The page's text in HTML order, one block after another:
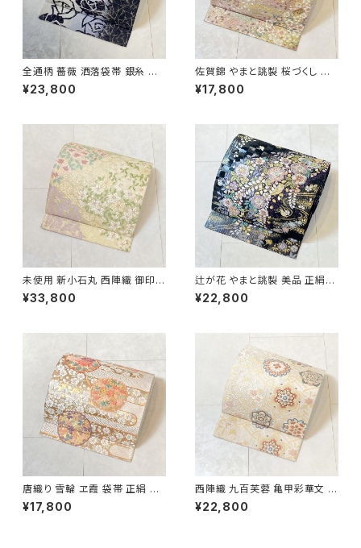
全通柄 薔薇 洒落袋帯 銀糸 長
尺 正絹 白 黒 青紫 659
¥23,800
佐賀錦 やまと誂製 桜づくし 袋
帯 正絹 金銀糸 ラメ ピンク 白
722
¥17,800
未使用 新小石丸 西陣織 御印華
唐織 花柄 袋帯 正絹 金糸 白 ク
リーム ピンク 紫 576
¥33,800
辻が花 やまと誂製 美品 正絹
金糸 袋帯 黒 紺 紫 パステルカ
ラー 702
¥22,800
唐織り 雪輪 ヱ霞 袋帯 正絹 金
糸 白 ピンク 水色 紫 パステルカ
ラー 531
¥17,800
西陣織 九百芙蓉 亀甲彩華文 唐
織り 袋帯 正絹 金糸 クリーム色
白 667
¥22,800